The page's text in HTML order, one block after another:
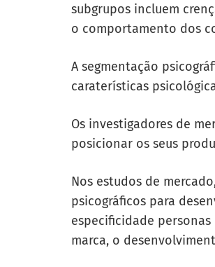
subgrupos incluem
o comportamento dos
A segmentação
caraterísticas
Os investigadores de
posicionar os seus
Nos estudos de
psicográficos para
especificidade
marca, o